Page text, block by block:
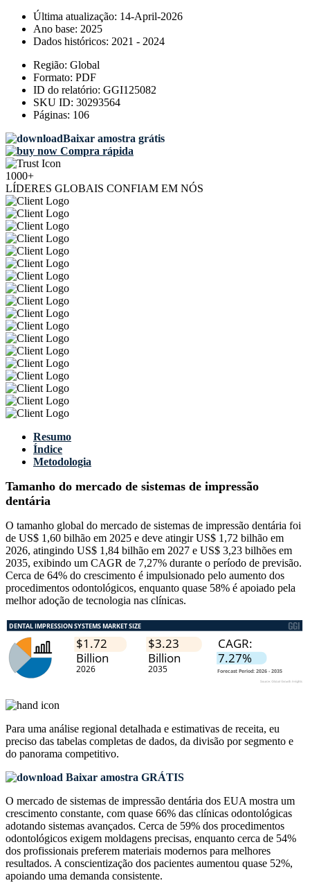
Última atualização: 14-April-2026
Ano base: 2025
Dados históricos: 2021 - 2024
Região: Global
Formato: PDF
ID do relatório: GGI125082
SKU ID: 30293564
Páginas: 106
Baixar amostra grátis
Compra rápida
1000+
LÍDERES GLOBAIS CONFIAM EM NÓS
Resumo
Índice
Metodologia
Tamanho do mercado de sistemas de impressão
dentária
O tamanho global do mercado de sistemas de impressão dentária foi
de US$ 1,60 bilhão em 2025 e deve atingir US$ 1,72 bilhão em
2026, atingindo US$ 1,84 bilhão em 2027 e US$ 3,23 bilhões em
2035, exibindo um CAGR de 7,27% durante o período de previsão.
Cerca de 64% do crescimento é impulsionado pelo aumento dos
procedimentos odontológicos, enquanto quase 58% é apoiado pela
melhor adoção de tecnologia nas clínicas.
Para uma análise regional detalhada e estimativas de receita, eu
preciso das tabelas completas de dados, da divisão por segmento e
do panorama competitivo.
Baixar amostra GRÁTIS
O mercado de sistemas de impressão dentária dos EUA mostra um
crescimento constante, com quase 66% das clínicas odontológicas
adotando sistemas avançados. Cerca de 59% dos procedimentos
odontológicos exigem moldagens precisas, enquanto cerca de 54%
dos profissionais preferem materiais modernos para melhores
resultados. A conscientização dos pacientes aumentou quase 52%,
apoiando uma demanda consistente.